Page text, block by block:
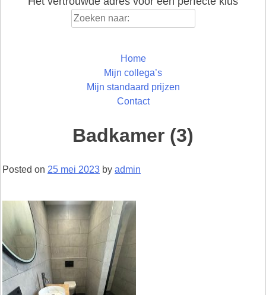
Home
Mijn collega’s
Mijn standaard prijzen
Contact
Badkamer (3)
Posted on 25 mei 2023 by admin